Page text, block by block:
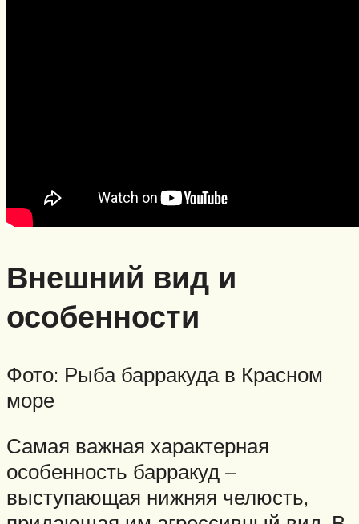
Внешний вид и
особенности
Фото: Рыба барракуда в Красном
море
Самая важная характерная
особенность барракуд –
выступающая нижняя челюсть,